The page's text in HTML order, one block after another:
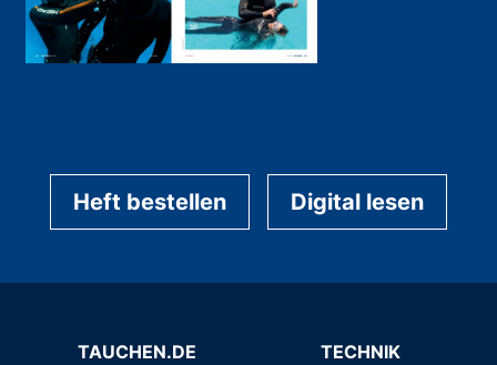
Heft bestellen Digital lesen
TAUCHEN.DE TECHNIK